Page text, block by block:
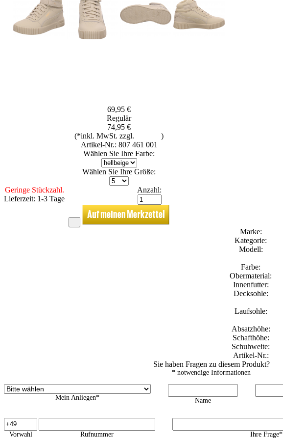
69,95 €
Regulär
74,95 €
(*inkl. MwSt. zzgl.
)
Artikel-Nr.: 807 461 001
Wählen Sie Ihre Farbe:
Wählen Sie Ihre Größe:
Geringe Stückzahl.
Lieferzeit: 1-3 Tage
Anzahl:
Marke:
Kategorie:
Modell:
Farbe:
Obermaterial:
Innenfutter:
Decksohle:
Laufsohle:
Absatzhöhe:
Schafthöhe:
Schuhweite:
Artikel-Nr.:
Sie haben Fragen zu diesem Produkt?
* notwendige Informationen
Mein Anliegen* Name
Vorwahl Rufnummer Ihre Frage*